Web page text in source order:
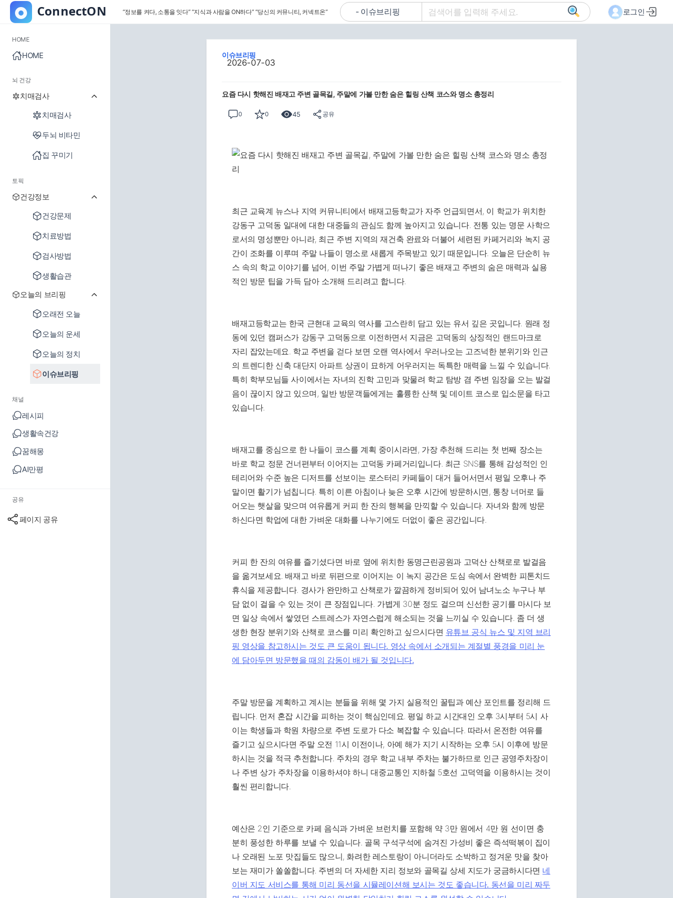
“정보를 켜다, 소통을 잇다” “지식과 사람을 ON하다” “당신의 커뮤니티, 커넥트온” 로그인
HOME
HOME
뇌 건강
치매검사
치매검사
두뇌 비타민
집 꾸미기
토픽
건강정보
건강문제
치료방법
검사방법
생활습관
오늘의 브리핑
오래전 오늘
오늘의 운세
오늘의 정치
이슈브리핑
채널
레시피
생활속건강
꿈해몽
AI만평
공유
페이지 공유
이슈브리핑
2026-07-03
요즘 다시 핫해진 배재고 주변 골목길, 주말에 가볼 만한 숨은 힐링 산책 코스와 명소 총정리
0 0 45 공유
최근 교육계 뉴스나 지역 커뮤니티에서 배재고등학교가 자주 언급되면서, 이 학교가 위치한
강동구 고덕동 일대에 대한 대중들의 관심도 함께 높아지고 있습니다. 전통 있는 명문 사학으
로서의 명성뿐만 아니라, 최근 주변 지역의 재건축 완료와 더불어 세련된 카페거리와 녹지 공
간이 조화를 이루며 주말 나들이 명소로 새롭게 주목받고 있기 때문입니다. 오늘은 단순히 뉴
스 속의 학교 이야기를 넘어, 이번 주말 가볍게 떠나기 좋은 배재고 주변의 숨은 매력과 실용
적인 방문 팁을 가득 담아 소개해 드리려고 합니다.
배재고등학교는 한국 근현대 교육의 역사를 고스란히 담고 있는 유서 깊은 곳입니다. 원래 정
동에 있던 캠퍼스가 강동구 고덕동으로 이전하면서 지금은 고덕동의 상징적인 랜드마크로
자리 잡았는데요. 학교 주변을 걷다 보면 오랜 역사에서 우러나오는 고즈넉한 분위기와 인근
의 트렌디한 신축 대단지 아파트 상권이 묘하게 어우러지는 독특한 매력을 느낄 수 있습니다.
특히 학부모님들 사이에서는 자녀의 진학 고민과 맞물려 학교 탐방 겸 주변 임장을 오는 발걸
음이 끊이지 않고 있으며, 일반 방문객들에게는 훌륭한 산책 및 데이트 코스로 입소문을 타고
있습니다.
배재고를 중심으로 한 나들이 코스를 계획 중이시라면, 가장 추천해 드리는 첫 번째 장소는
바로 학교 정문 건너편부터 이어지는 고덕동 카페거리입니다. 최근 SNS를 통해 감성적인 인
테리어와 수준 높은 디저트를 선보이는 로스터리 카페들이 대거 들어서면서 평일 오후나 주
말이면 활기가 넘칩니다. 특히 이른 아침이나 늦은 오후 시간에 방문하시면, 통창 너머로 들
어오는 햇살을 맞으며 여유롭게 커피 한 잔의 행복을 만끽할 수 있습니다. 자녀와 함께 방문
하신다면 학업에 대한 가벼운 대화를 나누기에도 더없이 좋은 공간입니다.
커피 한 잔의 여유를 즐기셨다면 바로 옆에 위치한 동명근린공원과 고덕산 산책로로 발걸음
을 옮겨보세요. 배재고 바로 뒤편으로 이어지는 이 녹지 공간은 도심 속에서 완벽한 피톤치드
휴식을 제공합니다. 경사가 완만하고 산책로가 깔끔하게 정비되어 있어 남녀노소 누구나 부
담 없이 걸을 수 있는 것이 큰 장점입니다. 가볍게 30분 정도 걸으며 신선한 공기를 마시다 보
면 일상 속에서 쌓였던 스트레스가 자연스럽게 해소되는 것을 느끼실 수 있습니다. 좀 더 생
생한 현장 분위기와 산책로 코스를 미리 확인하고 싶으시다면 유튜브 공식 뉴스 및 지역 브리
핑 영상을 참고하시는 것도 큰 도움이 됩니다. 영상 속에서 소개되는 계절별 풍경을 미리 눈
에 담아두면 방문했을 때의 감동이 배가 될 것입니다.
주말 방문을 계획하고 계시는 분들을 위해 몇 가지 실용적인 꿀팁과 예산 포인트를 정리해 드
립니다. 먼저 혼잡 시간을 피하는 것이 핵심인데요. 평일 하교 시간대인 오후 3시부터 5시 사
이는 학생들과 학원 차량으로 주변 도로가 다소 복잡할 수 있습니다. 따라서 온전한 여유를
즐기고 싶으시다면 주말 오전 11시 이전이나, 아예 해가 지기 시작하는 오후 5시 이후에 방문
하시는 것을 적극 추천합니다. 주차의 경우 학교 내부 주차는 불가하므로 인근 공영주차장이
나 주변 상가 주차장을 이용하셔야 하니 대중교통인 지하철 5호선 고덕역을 이용하시는 것이
훨씬 편리합니다.
예산은 2인 기준으로 카페 음식과 가벼운 브런치를 포함해 약 3만 원에서 4만 원 선이면 충
분히 풍성한 하루를 보낼 수 있습니다. 골목 구석구석에 숨겨진 가성비 좋은 즉석떡볶이 집이
나 오래된 노포 맛집들도 많으니, 화려한 레스토랑이 아니더라도 소박하고 정겨운 맛을 찾아
보는 재미가 쏠쏠합니다. 주변의 더 자세한 지리 정보와 골목길 상세 지도가 궁금하시다면 네
이버 지도 서비스를 통해 미리 동선을 시뮬레이션해 보시는 것도 좋습니다. 동선을 미리 짜두